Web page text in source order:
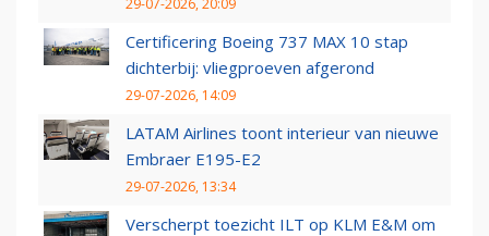
Certificering Boeing 737 MAX 10 stap
dichterbij: vliegproeven afgerond
29-07-2026, 14:09
LATAM Airlines toont interieur van nieuwe
Embraer E195-E2
29-07-2026, 13:34
Verscherpt toezicht ILT op KLM E&M om